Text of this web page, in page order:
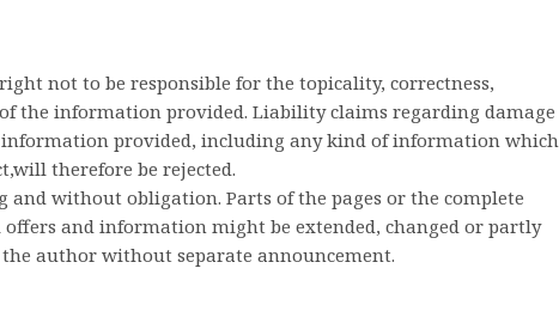
not to be responsible for the topicality, correctness,
the information provided. Liability claims regarding damage
information provided, including any kind of information which
therefore be rejected.
without obligation. Parts of the pages or the complete
and information might be extended, changed or partly
author without separate announcement.